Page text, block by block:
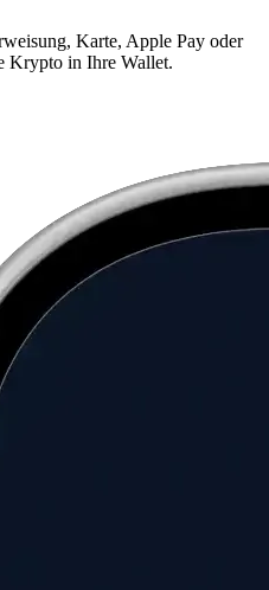
Karte, Apple Pay oder
Krypto in Ihre Wallet.